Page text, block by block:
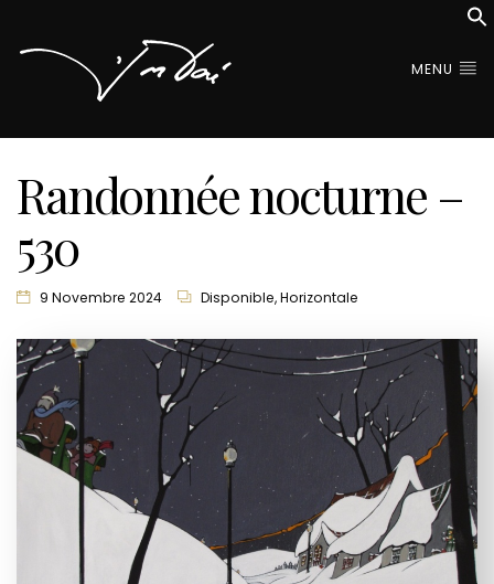
MENU
Randonnée nocturne –
530
9 Novembre 2024 Disponible,Horizontale